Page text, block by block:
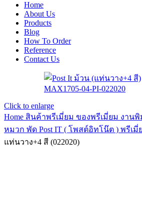
Home
About Us
Products
Blog
How To Order
Reference
Contact Us
Click to enlarge
Home สินค้าพรีเมี่ยม ของพรีเมี่ยม งาน
หมวก พัด Post IT ( โพสต์อิทโน๊ต ) พรีเมี่
แท่นวาง+4 สี (022020)